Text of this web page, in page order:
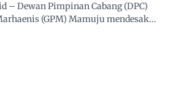
– Dewan Pimpinan Cabang (DPC)
(GPM) Mamuju mendesak...